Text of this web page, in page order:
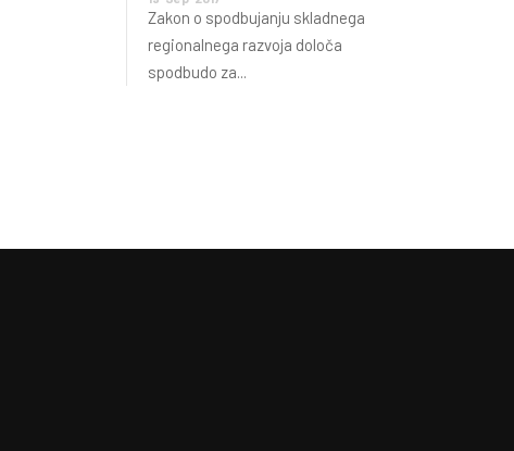
Zakon o spodbujanju skladnega
regionalnega razvoja določa
spodbudo za...